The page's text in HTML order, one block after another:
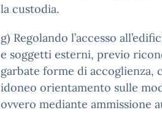
la custodia.
g) Regolando l’accesso
e soggetti esterni, previo
garbate forme di
idoneo orientamento sulle
ovvero mediante ammissione